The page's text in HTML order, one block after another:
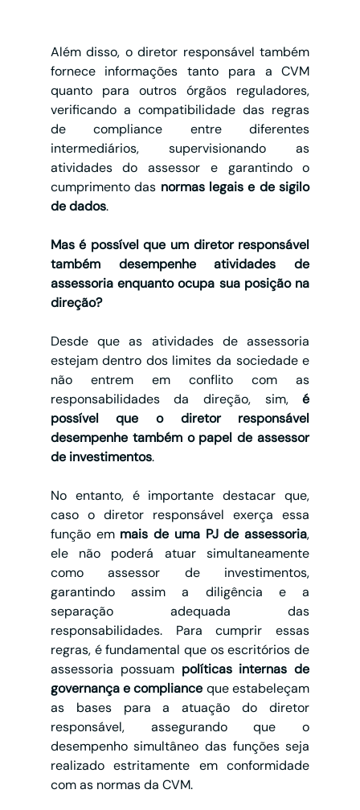
Além disso, o diretor responsável também
fornece informações tanto para a CVM
quanto para outros órgãos reguladores,
verificando a compatibilidade das regras
de compliance entre diferentes
intermediários, supervisionando as
atividades do assessor e garantindo o
cumprimento das normas legais e de sigilo
de dados.
Mas é possível que um diretor responsável
também desempenhe atividades de
assessoria enquanto ocupa sua posição na
direção?
Desde que as atividades de assessoria
estejam dentro dos limites da sociedade e
não entrem em conflito com as
responsabilidades da direção, sim, é
possível que o diretor responsável
desempenhe também o papel de assessor
de investimentos.
No entanto, é importante destacar que,
caso o diretor responsável exerça essa
função em mais de uma PJ de assessoria,
ele não poderá atuar simultaneamente
como assessor de investimentos,
garantindo assim a diligência e a
separação adequada das
responsabilidades. Para cumprir essas
regras, é fundamental que os escritórios de
assessoria possuam políticas internas de
governança e compliance que estabeleçam
as bases para a atuação do diretor
responsável, assegurando que o
desempenho simultâneo das funções seja
realizado estritamente em conformidade
com as normas da CVM.